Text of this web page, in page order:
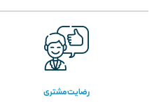
رضایت مشتری